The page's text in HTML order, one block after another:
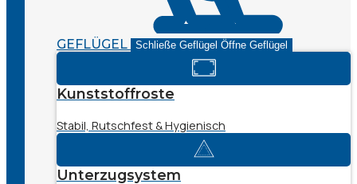
GEFLÜGEL Schließe Geflügel Öffne Geflügel
Kunststoffroste
Stabil, Rutschfest & Hygienisch
Unterzugsystem